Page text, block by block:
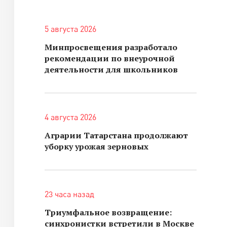
5 августа 2026
Минпросвещения разработало
рекомендации по внеурочной
деятельности для школьников
4 августа 2026
Аграрии Татарстана продолжают
уборку урожая зерновых
23 часа назад
Триумфальное возвращение:
синхронистки встретили в Москве